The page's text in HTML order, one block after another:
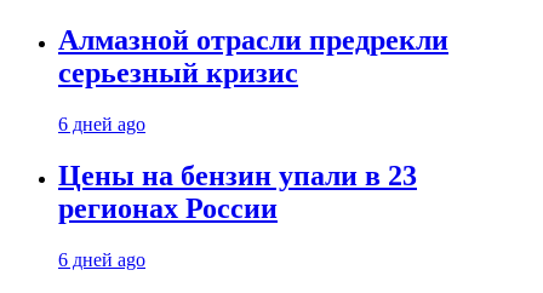
Алмазной отрасли предрекли
серьезный кризис
6 дней ago
Цены на бензин упали в 23
регионах России
6 дней ago